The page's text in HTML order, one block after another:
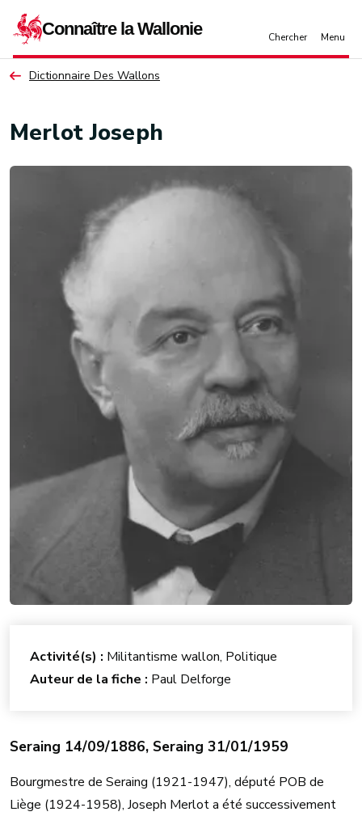
Dictionnaire Des Wallons
Merlot Joseph
Seraing 14/09/1886, Seraing 31/01/1959
Bourgmestre de Seraing (1921-1947), député POB de
Liège (1924-1958), Joseph Merlot a été successivement
Activité(s) : Militantisme wallon, Politique
Auteur de la fiche : Paul Delforge